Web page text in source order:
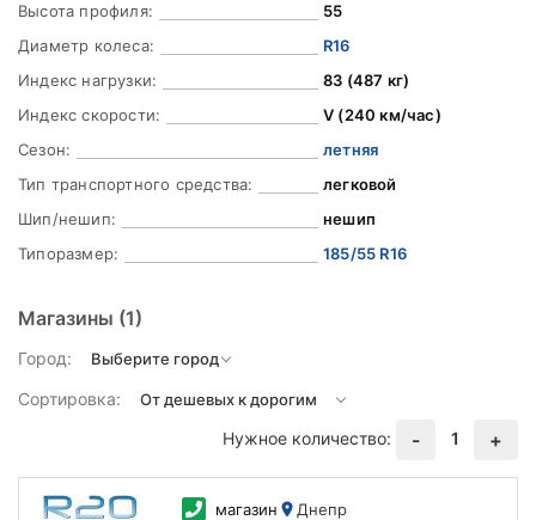
Высота профиля:
55
Диаметр колеса:
R16
Индекс нагрузки:
83 (487 кг)
Индекс скорости:
V (240 км/час)
Сезон:
летняя
Тип транспортного средства:
легковой
Шип/нешип:
нешип
Типоразмер:
185/55 R16
Магазины (1)
Город:
Сортировка:
Нужное количество:
- 1 +
магазин Днепр